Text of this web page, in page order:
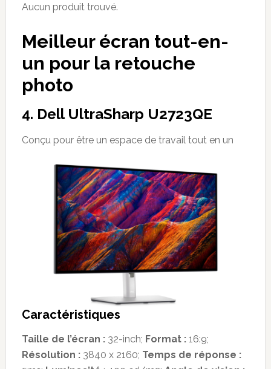
Aucun produit trouvé.
Meilleur écran tout-en-
un pour la retouche
photo
4. Dell UltraSharp U2723QE
Conçu pour être un espace de travail tout en un
Caractéristiques
Taille de l’écran : 32-inch; Format : 16:9;
Résolution : 3840 x 2160; Temps de réponse :